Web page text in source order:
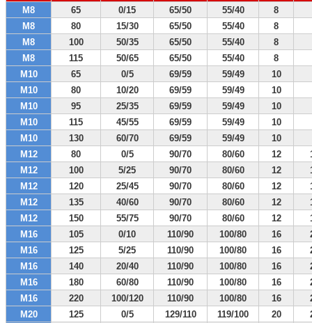
М8 65 0/15 65/50 55/40
8
М8
80 15/30 65/50 55/40
8
М8
100 50/35 65/50 55/40
8
М8
115 50/65 65/50 55/40
8
М10
65 0/5 69/59 59/49
10
М10
80 10/20 69/59 59/49
10
М10
95 25/35 69/59 59/49
10
М10
115 45/55 69/59 59/49
10
М10
130 60/70 69/59 59/49
10
М12
80 0/5 90/70 80/60 12
М12
100 5/25 90/70 80/60 12
М12
120 25/45 90/70 80/60 12
М12
135 40/60 90/70 80/60 12
М12
150 55/75 90/70 80/60 12
М16
105 0/10 110/90 100/80 16
М16
125 5/25 110/90 100/80 16
М16
140 20/40 110/90 100/80 16
М16
180 60/80 110/90 100/80 16
М16
220 100/120 110/90 100/80 16
М20
125 0/5 129/110 119/100 20